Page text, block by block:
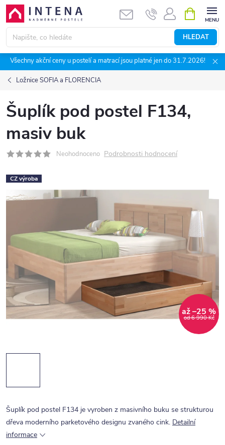
Přejít
obsah
HLEDAT
NÁKUPNÍ
KOŠÍK
Všechny akční ceny u postelí a matrací jsou platné jen do 31.7.2026!
Ložnice SOFIA a FLORENCIA
Šuplík pod postel F134,
masiv buk
Neohodnoceno Podrobnosti hodnocení
CZ výroba
od 6 990 Kč
až –25 %
Šuplík pod postel F134 je vyroben z masivního buku se strukturou
dřeva moderního parketového designu zvaného cink. Detailní
informace